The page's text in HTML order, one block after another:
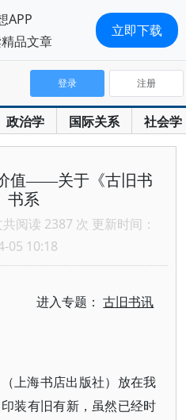
政治学 国际关系 社会学
登录 注册
值——关于《古旧书
书系
阅读 2387 次 更新时间：
05 10:18
进入专题：古旧书讯
上海书店出版社）放在我
装有旧有新，虽然已经时
APP
品文章
立即下载